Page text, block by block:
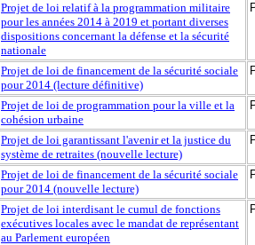
Projet de loi relatif à la programmation militaire
pour les années 2014 à 2019 et portant diverses
dispositions concernant la défense et la sécurité
nationale
Projet de loi de financement de la sécurité sociale
pour 2014 (lecture définitive)
Projet de loi de programmation pour la ville et la
cohésion urbaine
Projet de loi garantissant l'avenir et la justice du
système de retraites (nouvelle lecture)
Projet de loi de financement de la sécurité sociale
pour 2014 (nouvelle lecture)
Projet de loi interdisant le cumul de fonctions
exécutives locales avec le mandat de représentant
au Parlement européen